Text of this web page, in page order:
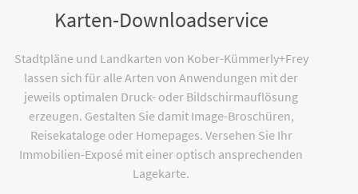
Karten-Downloadservice
Stadtpläne und Landkarten von Kober-Kümmerly+Frey
lassen sich für alle Arten von Anwendungen mit der
jeweils optimalen Druck- oder Bildschirmauflösung
erzeugen. Gestalten Sie damit Image-Broschüren,
Reisekataloge oder Homepages. Versehen Sie Ihr
Immobilien-Exposé mit einer optisch ansprechenden
Lagekarte.